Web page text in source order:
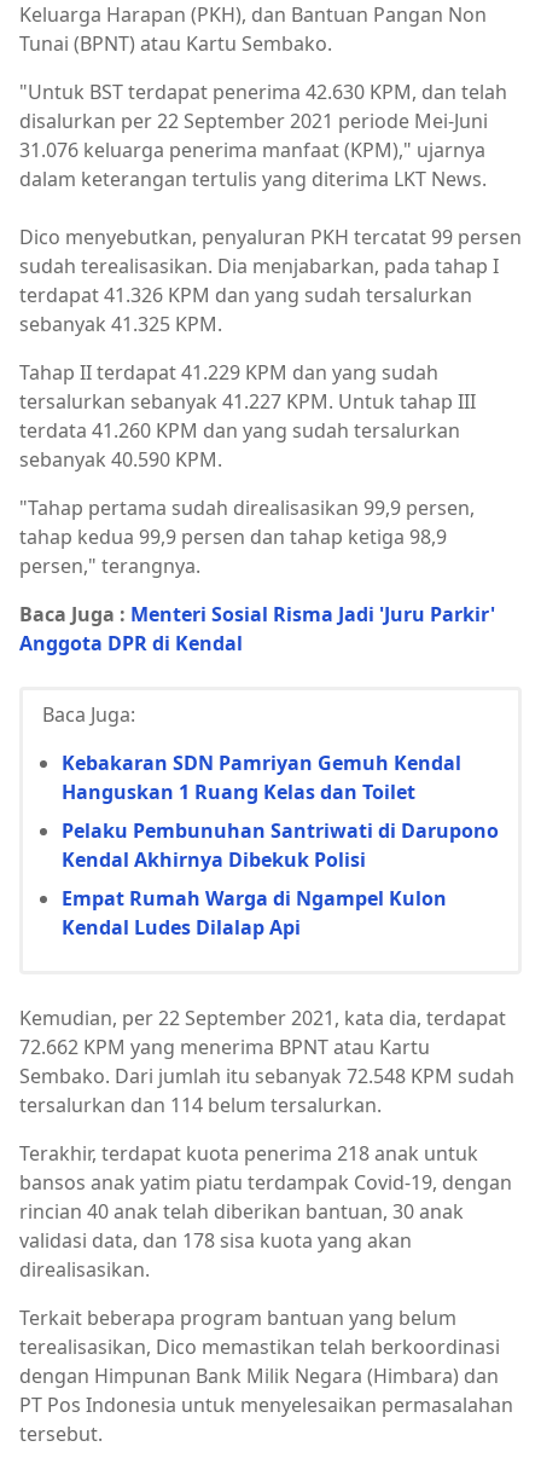
Keluarga Harapan (PKH), dan Bantuan Pangan Non
Tunai (BPNT) atau Kartu Sembako.
"Untuk BST terdapat penerima 42.630 KPM, dan telah
disalurkan per 22 September 2021 periode Mei-Juni
31.076 keluarga penerima manfaat (KPM)," ujarnya
dalam keterangan tertulis yang diterima LKT News.
Dico menyebutkan, penyaluran PKH tercatat 99 persen
sudah terealisasikan. Dia menjabarkan, pada tahap I
terdapat 41.326 KPM dan yang sudah tersalurkan
sebanyak 41.325 KPM.
Tahap II terdapat 41.229 KPM dan yang sudah
tersalurkan sebanyak 41.227 KPM. Untuk tahap III
terdata 41.260 KPM dan yang sudah tersalurkan
sebanyak 40.590 KPM.
"Tahap pertama sudah direalisasikan 99,9 persen,
tahap kedua 99,9 persen dan tahap ketiga 98,9
persen," terangnya.
Baca Juga : Menteri Sosial Risma Jadi 'Juru Parkir'
Anggota DPR di Kendal
Baca Juga:
Kebakaran SDN Pamriyan Gemuh Kendal
Hanguskan 1 Ruang Kelas dan Toilet
Pelaku Pembunuhan Santriwati di Darupono
Kendal Akhirnya Dibekuk Polisi
Empat Rumah Warga di Ngampel Kulon
Kendal Ludes Dilalap Api
Kemudian, per 22 September 2021, kata dia, terdapat
72.662 KPM yang menerima BPNT atau Kartu
Sembako. Dari jumlah itu sebanyak 72.548 KPM sudah
tersalurkan dan 114 belum tersalurkan.
Terakhir, terdapat kuota penerima 218 anak untuk
bansos anak yatim piatu terdampak Covid-19, dengan
rincian 40 anak telah diberikan bantuan, 30 anak
validasi data, dan 178 sisa kuota yang akan
direalisasikan.
Terkait beberapa program bantuan yang belum
terealisasikan, Dico memastikan telah berkoordinasi
dengan Himpunan Bank Milik Negara (Himbara) dan
PT Pos Indonesia untuk menyelesaikan permasalahan
tersebut.